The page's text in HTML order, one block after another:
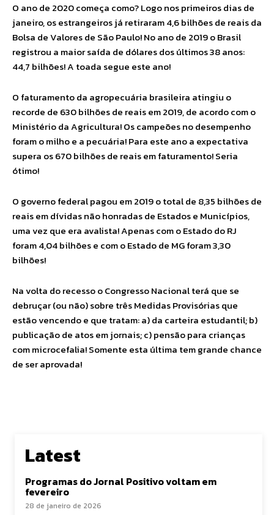
O ano de 2020 começa como? Logo nos primeiros dias de
janeiro, os estrangeiros já retiraram 4,6 bilhões de reais da
Bolsa de Valores de São Paulo! No ano de 2019 o Brasil
registrou a maior saída de dólares dos últimos 38 anos:
44,7 bilhões! A toada segue este ano!
O faturamento da agropecuária brasileira atingiu o
recorde de 630 bilhões de reais em 2019, de acordo com o
Ministério da Agricultura! Os campeões no desempenho
foram o milho e a pecuária! Para este ano a expectativa
supera os 670 bilhões de reais em faturamento! Seria
ótimo!
O governo federal pagou em 2019 o total de 8,35 bilhões de
reais em dívidas não honradas de Estados e Municípios,
uma vez que era avalista! Apenas com o Estado do RJ
foram 4,04 bilhões e com o Estado de MG foram 3,30
bilhões!
Na volta do recesso o Congresso Nacional terá que se
debruçar (ou não) sobre três Medidas Provisórias que
estão vencendo e que tratam: a) da carteira estudantil; b)
publicação de atos em jornais; c) pensão para crianças
com microcefalia! Somente esta última tem grande chance
de ser aprovada!
Latest
Programas do Jornal Positivo voltam em
fevereiro
28 de janeiro de 2026